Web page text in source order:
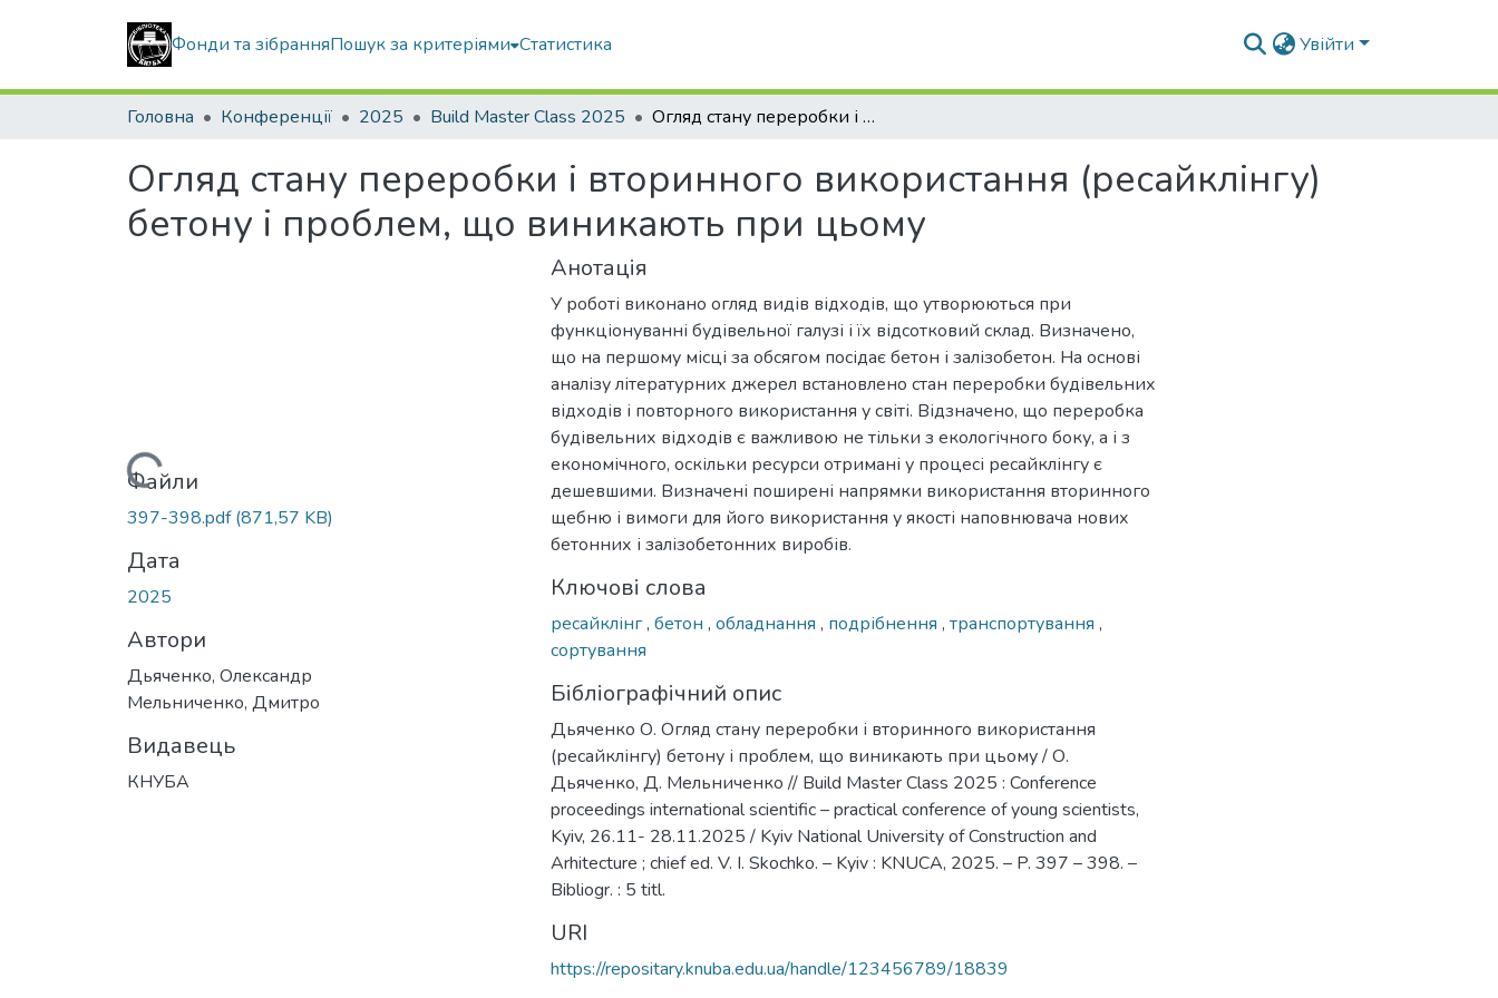
Фонди та зібранняПошук за критеріями Статистика Увійти
Головна Конференції 2025 Build Master Class 2025 Огляд стану переробки і вторинного використання (ресайклінгу) бетону і проблем, що виникають при цьому
Огляд стану переробки і вторинного використання (ресайклінгу)
бетону і проблем, що виникають при цьому
Вантажиться...
Файли
397-398.pdf(871,57 KB)
Дата
2025
Автори
Дьяченко, Олександр
Мельниченко, Дмитро
Видавець
КНУБА
Анотація
У роботі виконано огляд видів відходів, що утворюються при
функціонуванні будівельної галузі і їх відсотковий склад. Визначено,
що на першому місці за обсягом посідає бетон і залізобетон. На основі
аналізу літературних джерел встановлено стан переробки будівельних
відходів і повторного використання у світі. Відзначено, що переробка
будівельних відходів є важливою не тільки з екологічного боку, а і з
економічного, оскільки ресурси отримані у процесі ресайклінгу є
дешевшими. Визначені поширені напрямки використання вторинного
щебню і вимоги для його використання у якості наповнювача нових
бетонних і залізобетонних виробів.
Ключові слова
ресайклінг, бетон , обладнання , подрібнення , транспортування ,
сортування
Бібліографічний опис
Дьяченко О. Огляд стану переробки і вторинного використання
(ресайклінгу) бетону і проблем, що виникають при цьому / О.
Дьяченко, Д. Мельниченко // Build Master Class 2025 : Conference
proceedings international scientific – practical conference of young scientists,
Kyiv, 26.11- 28.11.2025 / Kyiv National University of Construction and
Arhitecture ; chief ed. V. I. Skochko. – Kyiv : KNUCA, 2025. – P. 397 – 398. –
Bibliogr. : 5 titl.
URI
https://repositary.knuba.edu.ua/handle/123456789/18839